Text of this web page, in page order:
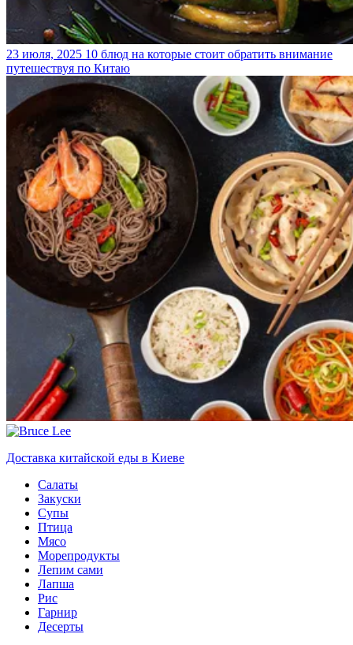
23 июля, 2025 10 блюд на которые стоит обратить внимание
путешествуя по Китаю
Доставка китайской еды в Киеве
Салаты
Закуски
Супы
Птица
Мясо
Морепродукты
Лепим сами
Лапша
Рис
Гарнир
Десерты